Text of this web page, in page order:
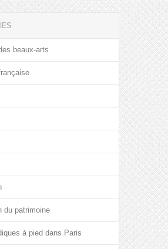
beaux-arts
du patrimoine
à pied dans Paris